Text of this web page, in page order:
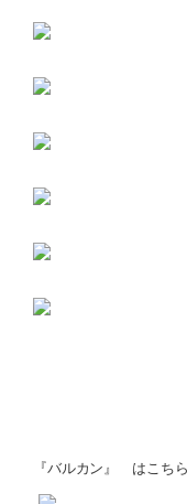
『バルカン』